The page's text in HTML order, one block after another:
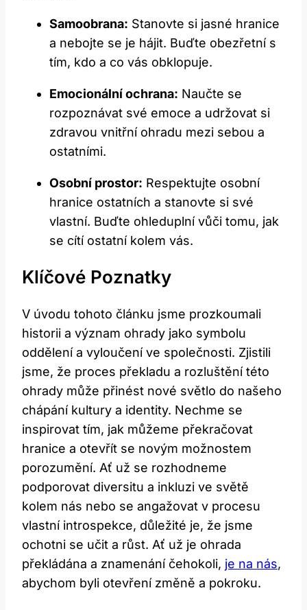
Samoobrana: Stanovte si jasné hranice
a nebojte se je hájit. Buďte obezřetní s
tím, kdo a co vás obklopuje.
Emocionální ochrana: Naučte se
rozpoznávat své emoce a udržovat si
zdravou vnitřní ohradu mezi sebou a
ostatními.
Osobní prostor: Respektujte osobní
hranice ostatních a stanovte si své
vlastní. Buďte ohleduplní vůči tomu, jak
se cítí ostatní kolem vás.
Klíčové Poznatky
V úvodu tohoto článku jsme prozkoumali
historii a význam ohrady jako symbolu
oddělení a vyloučení ve společnosti. Zjistili
jsme, že proces překladu a rozluštění této
ohrady může přinést nové světlo do našeho
chápání kultury a identity. Nechme se
inspirovat tím, jak můžeme překračovat
hranice a otevřít se novým možnostem
porozumění. Ať už se rozhodneme
podporovat diversitu a inkluzi ve světě
kolem nás nebo se angažovat v procesu
vlastní introspekce, důležité je, že jsme
ochotni se učit a růst. Ať už je ohrada
překládána a znamenání čehokoli, je na nás,
abychom byli otevření změně a pokroku.